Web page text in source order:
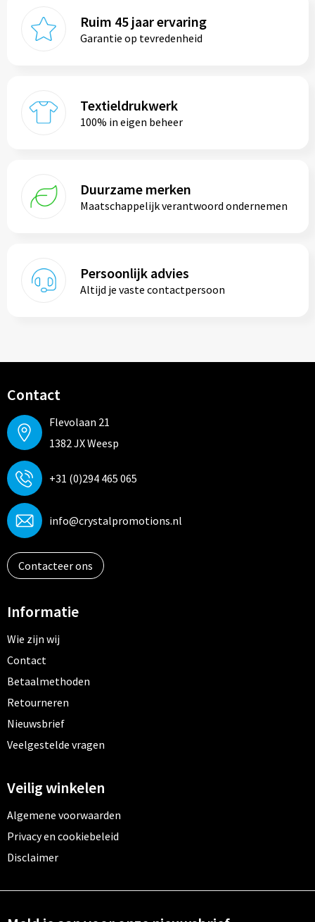
Ruim 45 jaar ervaring
Garantie op tevredenheid
Textieldrukwerk
100% in eigen beheer
Duurzame merken
Maatschappelijk verantwoord ondernemen
Persoonlijk advies
Altijd je vaste contactpersoon
Contact
Flevolaan 21
1382 JX Weesp
+31 (0)294 465 065
info@crystalpromotions.nl
Contacteer ons
Informatie
Wie zijn wij
Contact
Betaalmethoden
Retourneren
Nieuwsbrief
Veelgestelde vragen
Veilig winkelen
Algemene voorwaarden
Privacy en cookiebeleid
Disclaimer